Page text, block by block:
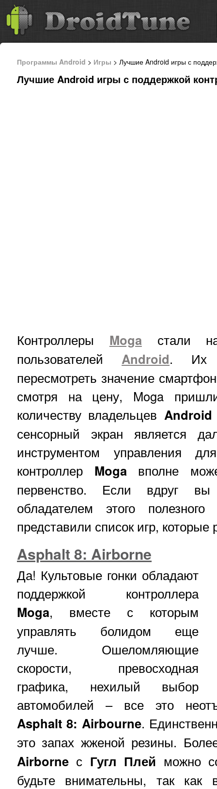
Программы Android > Игры > Лучшие Android игры с
Лучшие Android игры с поддержкой
Контроллеры Moga стали
пользователей Android.
пересмотреть значение
смотря на цену, Moga
количеству владельцев Android
сенсорный экран является
инструментом управления
контроллер Moga вполне
первенство. Если вдруг вы
обладателем этого
представили список игр,
Asphalt 8: Airborne
Да! Культовые гонки обладают
поддержкой контроллера
Moga, вместе с которым
управлять болидом еще
лучше. Ошеломляющие
скорости, превосходная
графика, нехилый выбор
автомобилей – все это
Asphalt 8: Airbourne.
это запах жженой резины.
Airborne с Гугл Плей можно
будьте внимательны, так как